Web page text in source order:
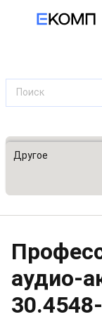
Все категории
Другое
аудио-